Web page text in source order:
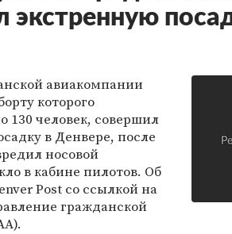
экстренную
авиакомпании
которого
130 человек, совершил
в Денвере, после
носовой
в кабине пилотов. Об
Post со ссылкой на
гражданской